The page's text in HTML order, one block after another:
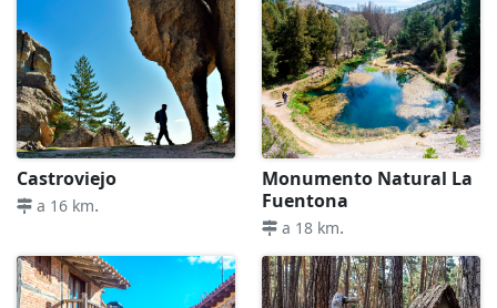
Castroviejo
a 16 km.
Monumento Natural La
Fuentona
a 18 km.